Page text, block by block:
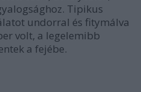
Tipikus
undorral és fitymálva
volt, a legelemibb
a fejébe.